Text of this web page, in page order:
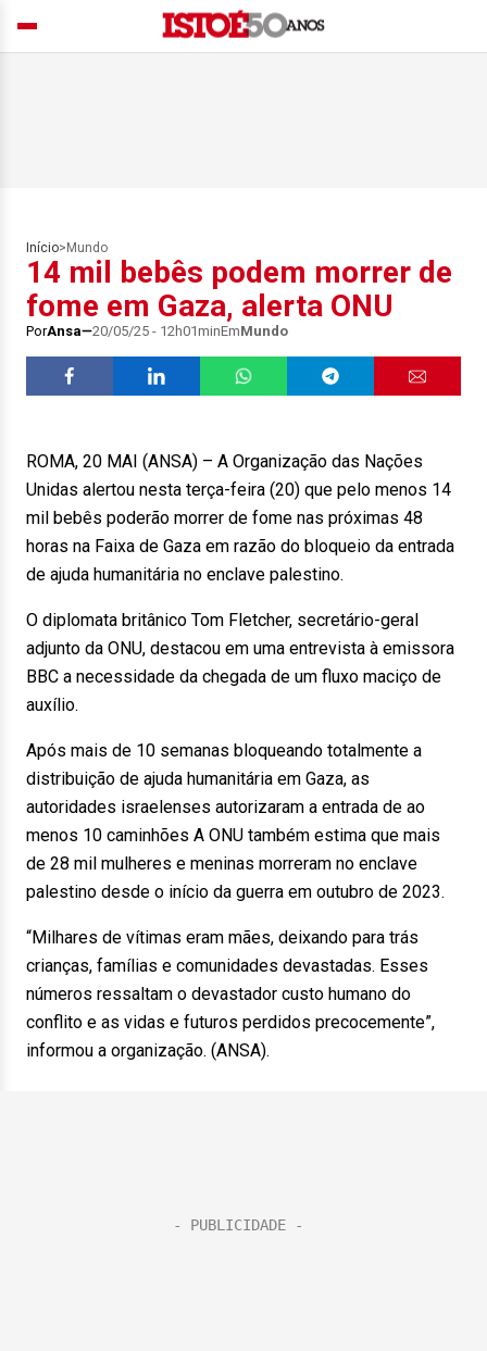
Início> Mundo
14 mil bebês podem morrer de
fome em Gaza, alerta ONU
PorAnsa 20/05/25 - 12h01minEmMundo
ROMA, 20 MAI (ANSA) – A Organização das Nações
Unidas alertou nesta terça-feira (20) que pelo menos 14
mil bebês poderão morrer de fome nas próximas 48
horas na Faixa de Gaza em razão do bloqueio da entrada
de ajuda humanitária no enclave palestino.
O diplomata britânico Tom Fletcher, secretário-geral
adjunto da ONU, destacou em uma entrevista à emissora
BBC a necessidade da chegada de um fluxo maciço de
auxílio.
Após mais de 10 semanas bloqueando totalmente a
distribuição de ajuda humanitária em Gaza, as
autoridades israelenses autorizaram a entrada de ao
menos 10 caminhões A ONU também estima que mais
de 28 mil mulheres e meninas morreram no enclave
palestino desde o início da guerra em outubro de 2023.
“Milhares de vítimas eram mães, deixando para trás
crianças, famílias e comunidades devastadas. Esses
números ressaltam o devastador custo humano do
conflito e as vidas e futuros perdidos precocemente”,
informou a organização. (ANSA).